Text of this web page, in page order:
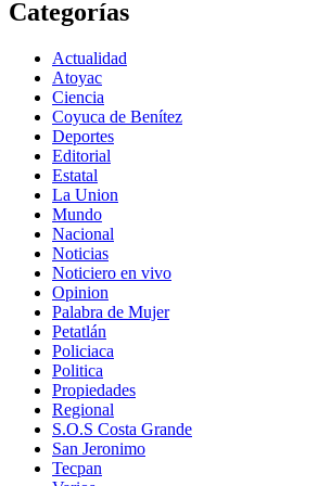
Categorías
Actualidad
Atoyac
Ciencia
Coyuca de Benítez
Deportes
Editorial
Estatal
La Union
Mundo
Nacional
Noticias
Noticiero en vivo
Opinion
Palabra de Mujer
Petatlán
Policiaca
Politica
Propiedades
Regional
S.O.S Costa Grande
San Jeronimo
Tecpan